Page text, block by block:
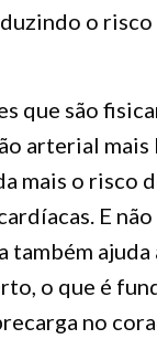
o risco
que são
arterial mais
mais o risco
E
ajuda
o que é
no